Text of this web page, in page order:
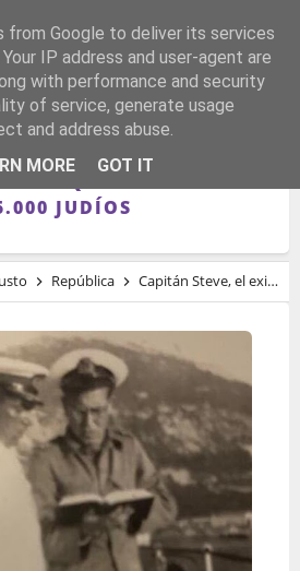
EL EXILIADO
QUE AYUDÓ A HUIR
JUDÍOS
República Capitán Steve, el exiliado republicano vasco que ayudó a huir de Europa a 15.000 judíos
from Google to deliver its services
IP address and user-agent are
with performance and security
of service, generate usage
and address abuse.
MORE
GOT IT